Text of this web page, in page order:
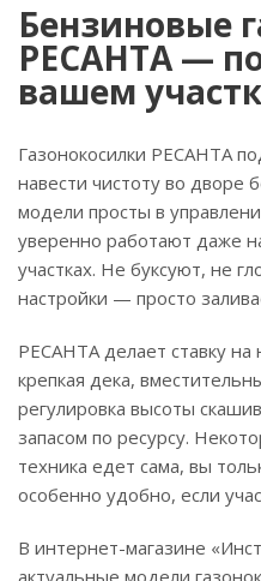
Бензиновые
РЕСАНТА —
вашем
Газонокосилки РЕСАНТА
навести чистоту во дворе
модели просты в
уверенно работают даже
участках. Не буксуют, не
настройки — просто
РЕСАНТА делает ставку на
крепкая дека,
регулировка высоты
запасом по ресурсу.
техника едет сама, вы
особенно удобно, если
В интернет-магазине
актуальные модели